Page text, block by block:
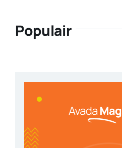
Populair